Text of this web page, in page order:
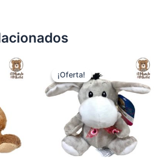
¡Oferta!
¡Oferta!
precio
original
era:
$5,00.
precio
actual
es:
$3,15.